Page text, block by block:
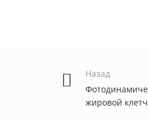
Назад
жировой